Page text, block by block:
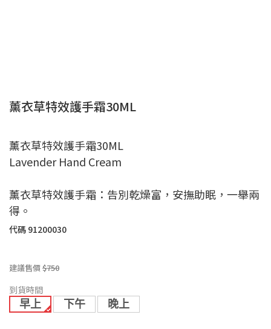
薰衣草特效護手霜30ML
薰衣草特效護手霜30ML
Lavender Hand Cream
薰衣草特效護手霜：告別乾燥富，安撫助眠，一舉兩
得。
代碼 91200030
建議售價$750
到貨時間
早上
下午 晚上